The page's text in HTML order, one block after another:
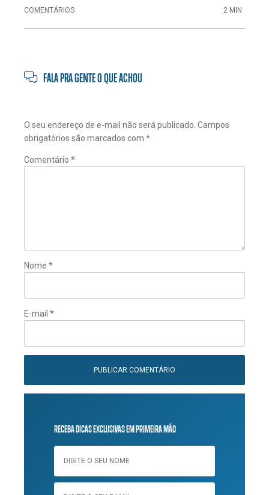
COMENTÁRIOS 2 MIN
FALA PRA GENTE O QUE ACHOU
O seu endereço de e-mail não será publicado. Campos
obrigatórios são marcados com *
Comentário *
Nome *
E-mail *
RECEBA DICAS EXCLUSIVAS EM PRIMEIRA MÃO